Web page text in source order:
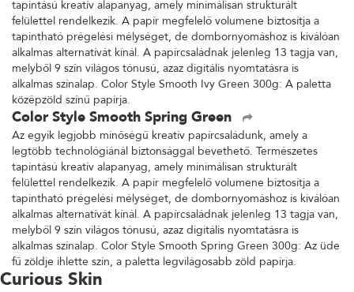
tapintású kreatív alapanyag, amely minimálisan strukturált
felülettel rendelkezik. A papír megfelelő volumene biztosítja a
tapintható prégelési mélységet, de dombornyomáshoz is kiválóan
alkalmas alternatívát kínál. A papírcsaládnak jelenleg 13 tagja van,
melyből 9 szín világos tónusú, azaz digitális nyomtatásra is
alkalmas színalap. Color Style Smooth Ivy Green 300g: A paletta
középzöld színű papírja.
Color Style Smooth Spring Green
Az egyik legjobb minőségű kreatív papírcsaládunk, amely a
legtöbb technológiánál biztonsággal bevethető. Természetes
tapintású kreatív alapanyag, amely minimálisan strukturált
felülettel rendelkezik. A papír megfelelő volumene biztosítja a
tapintható prégelési mélységet, de dombornyomáshoz is kiválóan
alkalmas alternatívát kínál. A papírcsaládnak jelenleg 13 tagja van,
melyből 9 szín világos tónusú, azaz digitális nyomtatásra is
alkalmas színalap. Color Style Smooth Spring Green 300g: Az üde
fű zöldje ihlette szín, a paletta legvilágosabb zöld papírja.
Curious Skin